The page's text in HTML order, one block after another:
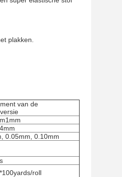
plakken.
van de
0.05mm, 0.10mm
roll